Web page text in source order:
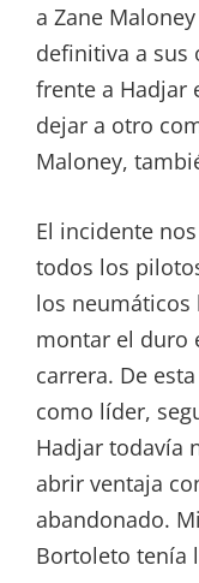
a Zane
definitiva a sus
frente a Hadjar
dejar a otro
Maloney,
El incidente
todos los
los neumáticos
montar el duro
carrera. De
como líder,
Hadjar todavía
abrir ventaja
abandonado.
Bortoleto tenía